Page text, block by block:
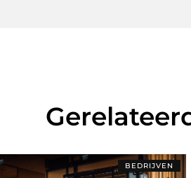
BEDRIJVEN